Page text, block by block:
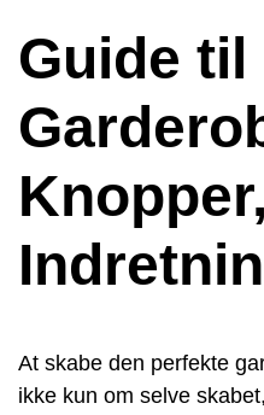
Guide til
At skabe den perfekte
ikke kun om selve